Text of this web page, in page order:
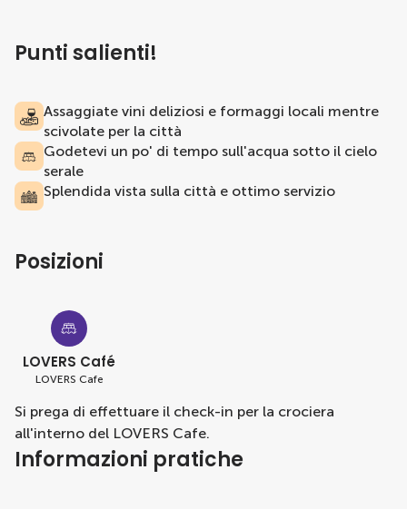
Punti salienti!
Assaggiate vini deliziosi e formaggi locali mentre
scivolate per la città
Godetevi un po' di tempo sull'acqua sotto il cielo
serale
Splendida vista sulla città e ottimo servizio
Posizioni
LOVERS Café
LOVERS Cafe
Si prega di effettuare il check-in per la crociera
all'interno del LOVERS Cafe.
Informazioni pratiche